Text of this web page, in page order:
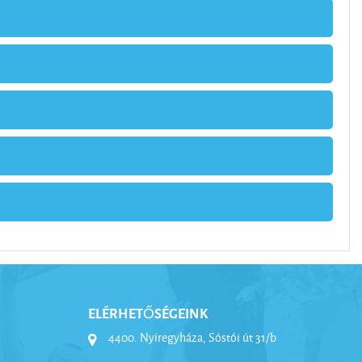
ELÉRHETŐSÉGEINK
4400. Nyíregyháza, Sóstói út 31/b